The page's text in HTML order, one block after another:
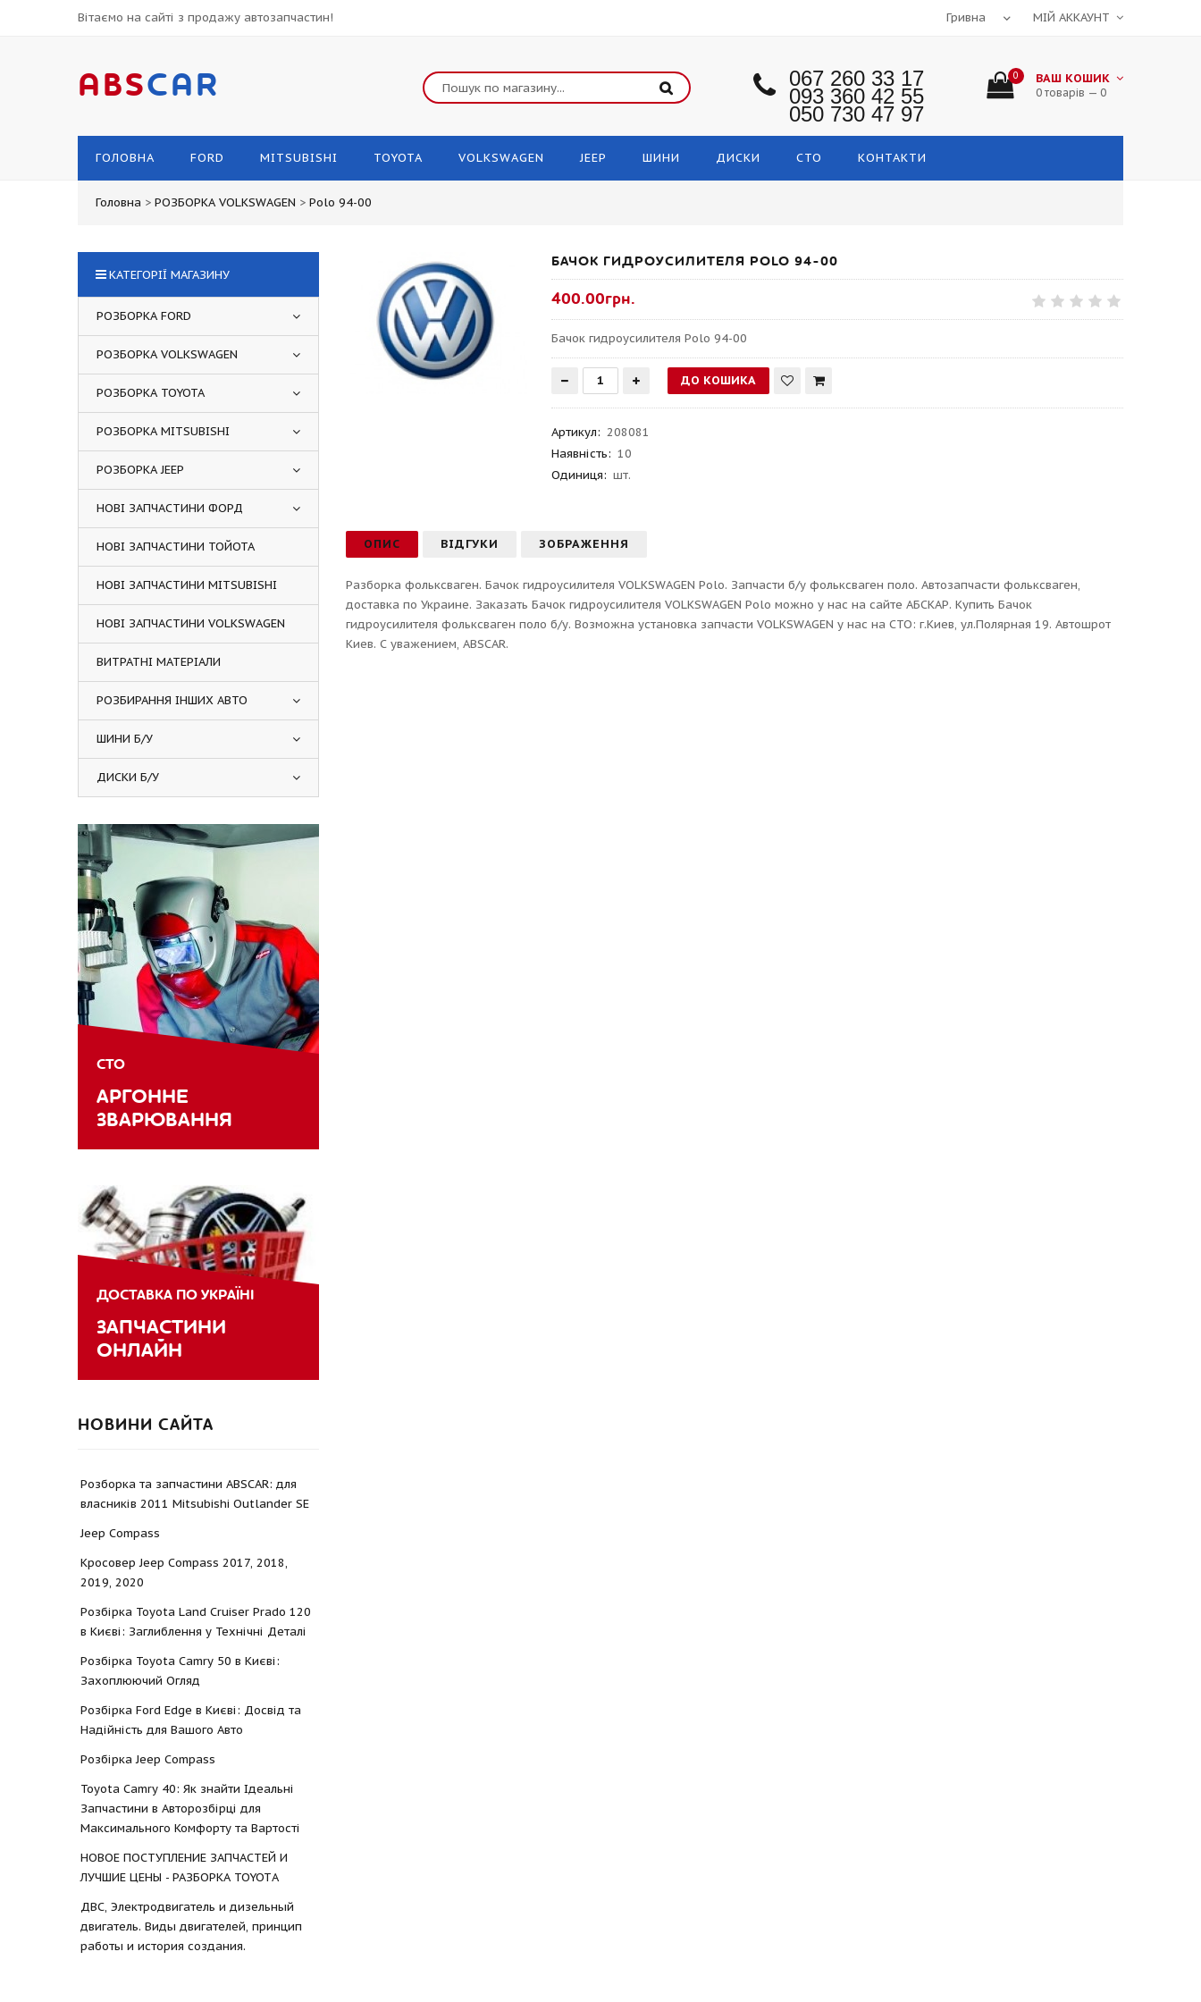
Вітаємо на сайті з продажу автозапчастин! МІЙ АККАУНТ
ABSCAR 067 260 33 17
093 360 42 55
050 730 47 97
0 ВАШ КОШИК
0 товарів — 0
ГОЛОВНА FORD MITSUBISHI TOYOTA VOLKSWAGEN JEEP ШИНИ ДИСКИ СТО КОНТАКТИ
Головна > РОЗБОРКА VOLKSWAGEN > Polo 94-00
БАЧОК ГИДРОУСИЛИТЕЛЯ POLO 94-00
400.00грн.
Бачок гидроусилителя Polo 94-00
Артикул: 208081
Наявність: 10
Одиниця: шт.
ОПИС ВІДГУКИ ЗОБРАЖЕННЯ
Разборка фольксваген. Бачок гидроусилителя VOLKSWAGEN Polo. Запчасти б/у фольксваген поло. Автозапчасти фольксваген,
доставка по Украине. Заказать Бачок гидроусилителя VOLKSWAGEN Polo можно у нас на сайте АБСКАР. Купить Бачок
гидроусилителя фольксваген поло б/у. Возможна установка запчасти VOLKSWAGEN у нас на СТО: г.Киев, ул.Полярная 19. Автошрот
Киев. С уважением, ABSCAR.
КАТЕГОРІЇ МАГАЗИНУ
РОЗБОРКА FORD
РОЗБОРКА VOLKSWAGEN
РОЗБОРКА TOYOTA
РОЗБОРКА MITSUBISHI
РОЗБОРКА JEEP
НОВІ ЗАПЧАСТИНИ ФОРД
НОВІ ЗАПЧАСТИНИ ТОЙОТА
НОВІ ЗАПЧАСТИНИ MITSUBISHI
НОВІ ЗАПЧАСТИНИ VOLKSWAGEN
ВИТРАТНІ МАТЕРІАЛИ
РОЗБИРАННЯ ІНШИХ АВТО
ШИНИ Б/У
ДИСКИ Б/У
СТО
АРГОННЕ
ЗВАРЮВАННЯ
ДОСТАВКА ПО УКРАЇНІ
ЗАПЧАСТИНИ
ОНЛАЙН
НОВИНИ САЙТА
Розборка та запчастини ABSCAR: для
власників 2011 Mitsubishi Outlander SE
Jeep Compass
Кросовер Jeep Compass 2017, 2018,
2019, 2020
Розбірка Toyota Land Cruiser Prado 120
в Києві: Заглиблення у Технічні Деталі
Розбірка Toyota Camry 50 в Києві:
Захоплюючий Огляд
Розбірка Ford Edge в Києві: Досвід та
Надійність для Вашого Авто
Розбірка Jeep Compass
Toyota Camry 40: Як знайти Ідеальні
Запчастини в Авторозбірці для
Максимального Комфорту та Вартості
НОВОЕ ПОСТУПЛЕНИЕ ЗАПЧАСТЕЙ И
ЛУЧШИЕ ЦЕНЫ - РАЗБОРКА TOYOTА
ДВС, Электродвигатель и дизельный
двигатель. Виды двигателей, принцип
работы и история создания.